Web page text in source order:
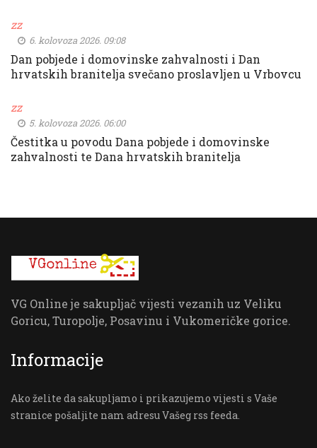
zz
6. kolovoza 2026. 09:08
Dan pobjede i domovinske zahvalnosti i Dan
hrvatskih branitelja svečano proslavljen u Vrbovcu
zz
5. kolovoza 2026. 06:00
Čestitka u povodu Dana pobjede i domovinske
zahvalnosti te Dana hrvatskih branitelja
VG Online je sakupljač vijesti vezanih uz Veliku
Goricu, Turopolje, Posavinu i Vukomeričke gorice.
Informacije
Ako želite da sakupljamo i prikazujemo vijesti s Vaše
stranice pošaljite nam adresu Vašeg rss feeda.